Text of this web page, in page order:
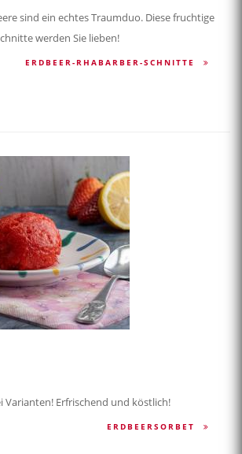
sind ein echtes Traumduo. Diese fruchtige
werden Sie lieben!
ERDBEER-RHABARBER-SCHNITTE
Varianten! Erfrischend und köstlich!
ERDBEERSORBET